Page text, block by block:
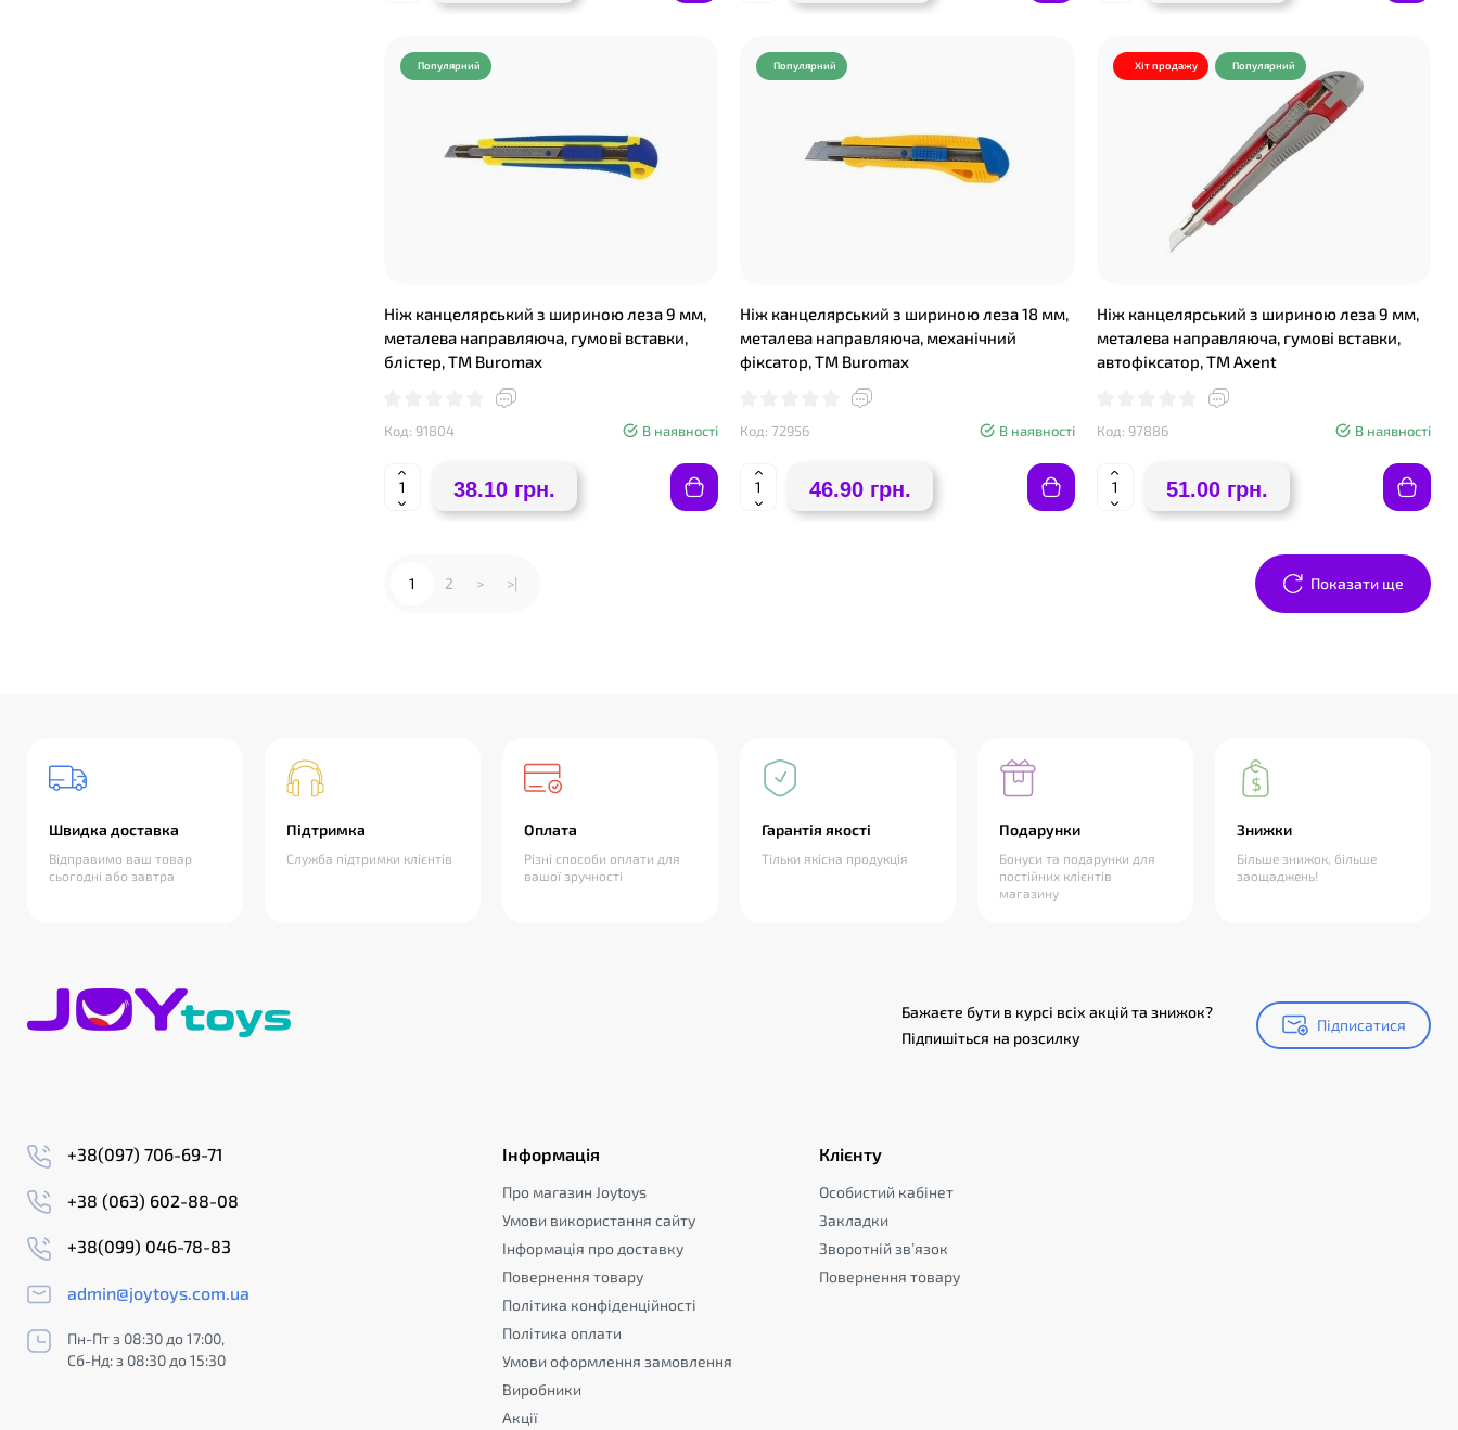
Популярний
Ніж канцелярський з шириною леза 9 мм,
металева направляюча, гумові вставки,
блістер, TM Buromax
Код: 91804 В наявності
38.10 грн.
Популярний
Ніж канцелярський з шириною леза 18 мм,
металева направляюча, механічний
фіксатор, TM Buromax
Код: 72956 В наявності
46.90 грн.
Хіт продажу Популярний
Ніж канцелярський з шириною леза 9 мм,
металева направляюча, гумові вставки,
автофіксатор, TM Axent
Код: 97886 В наявності
51.00 грн.
Показати ще
1 2 > >|
Швидка доставка
Відправимо ваш товар
сьогодні або завтра
Підтримка
Служба підтримки клієнтів
Оплата
Різні способи оплати для
вашої зручності
Гарантія якості
Тільки якісна продукція
Подарунки
Бонуси та подарунки для
постійних клієнтів
магазину
Знижки
Більше знижок, більше
заощаджень!
Бажаєте бути в курсі всіх акцій та знижок?
Підпишіться на розсилку
Підписатися
Підписатися
+38(097) 706-69-71
+38 (063) 602-88-08
+38(099) 046-78-83
admin@joytoys.com.ua
Пн-Пт з 08:30 до 17:00,
Сб-Нд: з 08:30 до 15:30
Інформація
Про магазин Joytoys
Умови використання сайту
Інформація про доставку
Повернення товару
Політика конфіденційності
Політика оплати
Умови оформлення замовлення
Виробники
Акції
Клієнту
Особистий кабінет
Закладки
Зворотній зв’язок
Повернення товару